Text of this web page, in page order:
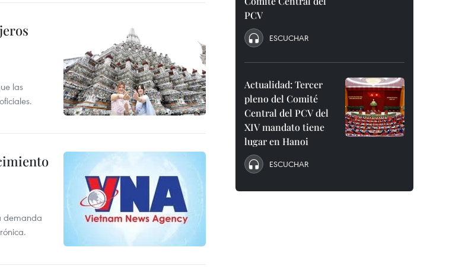
las
demanda
PCV
ESCUCHAR
Actualidad: Tercer
pleno del Comité
Central del PCV del
XIV mandato tiene
lugar en Hanoi
ESCUCHAR